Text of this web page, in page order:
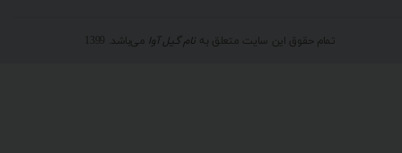
تمام حقوق این سایت متعلق به نام گیل آوا می‌باشد. 1399